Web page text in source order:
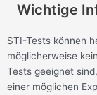
Wichtige
STI-Tests können
möglicherweise
Tests geeignet
einer möglichen